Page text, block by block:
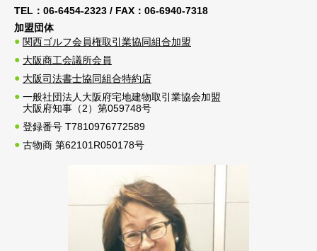
TEL： 06-6454-2323 / FAX： 06-6940-7318
加盟団体
関西ゴルフ会員権取引業協同組合加盟
大阪商工会議所会員
大阪司法書士協同組合特約店
一般社団法人大阪府宅地建物取引業協会加盟
大阪府知事（2）第059748号
登録番号 T7810976772589
古物商 第62101R050178号